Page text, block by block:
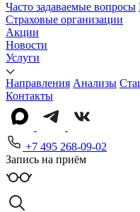
Часто задаваемые вопросы
Страховые организации
Акции
Новости
Услуги
Направления Анализы
Контакты
+7 495 268-09-02
Запись на приём